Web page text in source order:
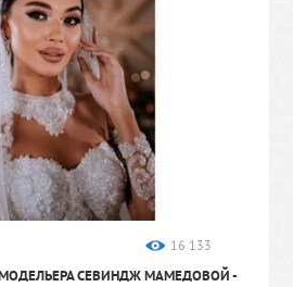
16 133
СЕВИНДЖ МАМЕДОВОЙ -